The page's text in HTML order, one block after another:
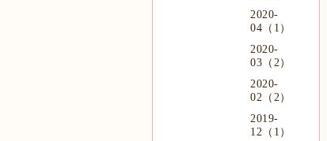
2020-
04（1）
2020-
03（2）
2020-
02（2）
2019-
12（1）